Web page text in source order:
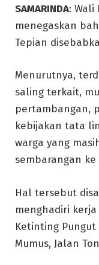
SAMARINDA: Wali
menegaskan
Tepian
Menurutnya,
saling terkait,
pertambangan,
kebijakan tata
warga yang
sembarangan
Hal tersebut
menghadiri kerja
Ketinting Pungut
Mumus, Jalan